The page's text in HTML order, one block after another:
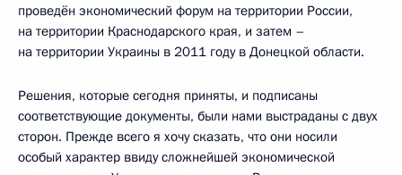
проведён экономический форум на территории России,
на территории Краснодарского края, и затем –
на территории Украины в 2011 году в Донецкой области.
Решения, которые сегодня приняты, и подписаны
соответствующие документы, были нами выстраданы с двух
сторон. Прежде всего я хочу сказать, что они носили
особый характер ввиду сложнейшей экономической